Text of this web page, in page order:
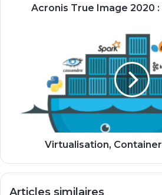
Acronis True Image 2020 :
Virtualisation,
Articles similaires